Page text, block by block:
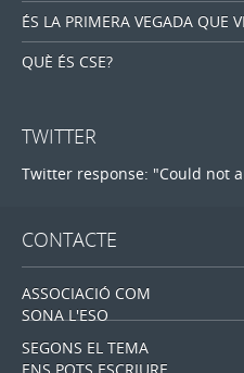
ÉS LA PRIMERA VEGADA QUE
QUÈ ÉS CSE?
TWITTER
Twitter response: "Could not
CONTACTE
ASSOCIACIÓ COM
SONA L'ESO
SEGONS EL TEMA